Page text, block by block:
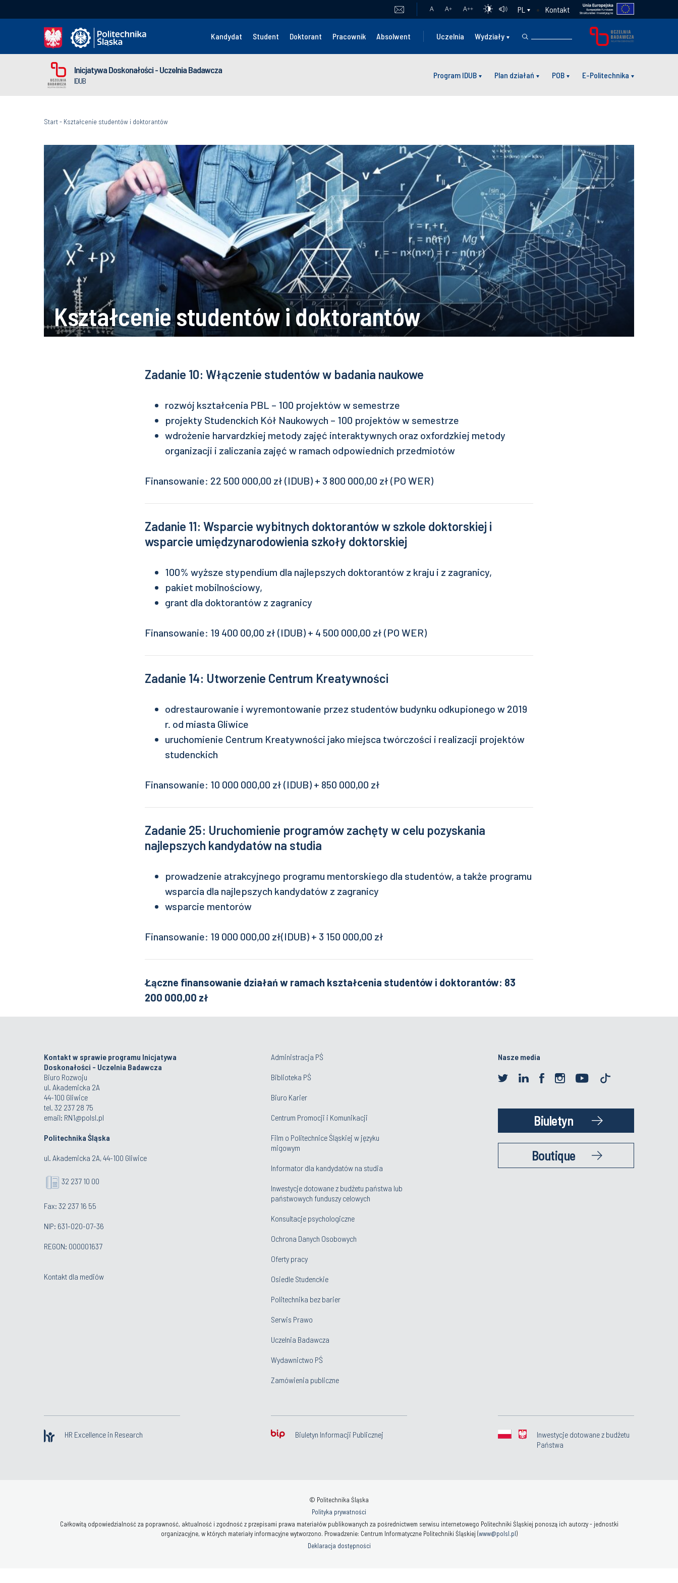
A A+ A++ PL Kontakt
Kandydat Student Doktorant Pracownik Absolwent Uczelnia Wydziały
Inicjatywa Doskonałości - Uczelnia Badawcza
IDUB
Program IDUB Plan działań POB E-Politechnika
Start- Kształcenie studentów i doktorantów
Kształcenie studentów i doktorantów
Zadanie 10: Włączenie studentów w badania naukowe
rozwój kształcenia PBL – 100 projektów w semestrze
projekty Studenckich Kół Naukowych – 100 projektów w semestrze
wdrożenie harvardzkiej metody zajęć interaktywnych oraz oxfordzkiej metody
organizacji i zaliczania zajęć w ramach odpowiednich przedmiotów
Finansowanie: 22 500 000,00 zł (IDUB) + 3 800 000,00 zł (PO WER)
Zadanie 11: Wsparcie wybitnych doktorantów w szkole doktorskiej i
wsparcie umiędzynarodowienia szkoły doktorskiej
100% wyższe stypendium dla najlepszych doktorantów z kraju i z zagranicy,
pakiet mobilnościowy,
grant dla doktorantów z zagranicy
Finansowanie: 19 400 00,00 zł (IDUB) + 4 500 000,00 zł (PO WER)
Zadanie 14: Utworzenie Centrum Kreatywności
odrestaurowanie i wyremontowanie przez studentów budynku odkupionego w 2019
r. od miasta Gliwice
uruchomienie Centrum Kreatywności jako miejsca twórczości i realizacji projektów
studenckich
Finansowanie: 10 000 000,00 zł (IDUB) + 850 000,00 zł
Zadanie 25: Uruchomienie programów zachęty w celu pozyskania
najlepszych kandydatów na studia
prowadzenie atrakcyjnego programu mentorskiego dla studentów, a także programu
wsparcia dla najlepszych kandydatów z zagranicy
wsparcie mentorów
Finansowanie: 19 000 000,00 zł(IDUB) + 3 150 000,00 zł
Łączne finansowanie działań w ramach kształcenia studentów i doktorantów: 83
200 000,00 zł
Kontakt w sprawie programu Inicjatywa
Doskonałości - Uczelnia Badawcza
Biuro Rozwoju
ul. Akademicka 2A
44-100 Gliwice
tel. 32 237 28 75
email: RN1@polsl.pl
Politechnika Śląska
ul. Akademicka 2A, 44-100 Gliwice
32 237 10 00
Fax: 32 237 16 55
NIP: 631-020-07-36
REGON: 000001637
Kontakt dla mediów
Administracja PŚ
Biblioteka PŚ
Biuro Karier
Centrum Promocji i Komunikacji
Film o Politechnice Śląskiej w języku
migowym
Informator dla kandydatów na studia
Inwestycje dotowane z budżetu państwa lub
państwowych funduszy celowych
Konsultacje psychologiczne
Ochrona Danych Osobowych
Oferty pracy
Osiedle Studenckie
Politechnika bez barier
Serwis Prawo
Uczelnia Badawcza
Wydawnictwo PŚ
Zamówienia publiczne
Nasze media
Biuletyn
Boutique
HR Excellence in Research Biuletyn Informacji Publicznej
Inwestycje dotowane z budżetu
Państwa
© Politechnika Śląska
Polityka prywatności
Całkowitą odpowiedzialność za poprawność, aktualność i zgodność z przepisami prawa materiałów publikowanych za pośrednictwem serwisu internetowego Politechniki Śląskiej ponoszą ich autorzy - jednostki
organizacyjne, w których materiały informacyjne wytworzono. Prowadzenie: Centrum Informatyczne Politechniki Śląskiej (www@polsl.pl)
Deklaracja dostępności